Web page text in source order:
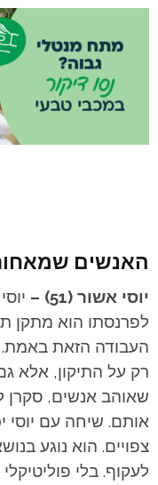
האנשים
יוסי אשור (51) –
לפרנסתו הוא מתקן
העבודה הזאת באמת.
רק על התיקון, אלא
שאוהב אנשים, סקרן
אותם. שיחה עם יוסי
צפויים. הוא נוגע
לעקוף. בלי